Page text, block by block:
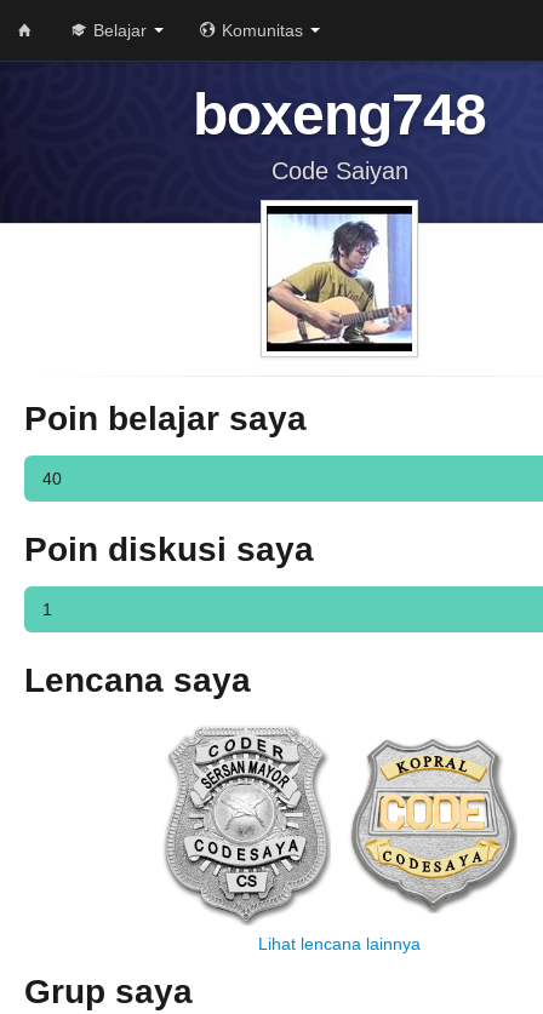
Belajar Komunitas
boxeng748
Code Saiyan
Poin belajar saya
40
Poin diskusi saya
1
Lencana saya
Lihat lencana lainnya
Grup saya